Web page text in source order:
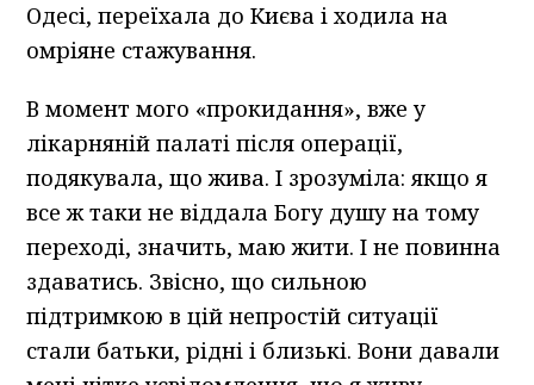
Одесі, переїхала до Києва і ходила на
омріяне стажування.
В момент мого «прокидання», вже у
лікарняній палаті після операції,
подякувала, що жива. І зрозуміла: якщо я
все ж таки не віддала Богу душу на тому
переході, значить, маю жити. І не повинна
здаватись. Звісно, що сильною
підтримкою в цій непростій ситуації
стали батьки, рідні і близькі. Вони давали